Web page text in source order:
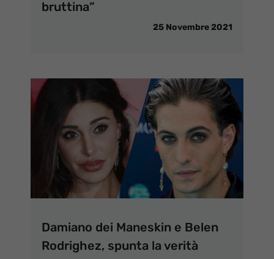
bruttina”
25 Novembre 2021
Damiano dei Maneskin e Belen
Rodrighez, spunta la verità